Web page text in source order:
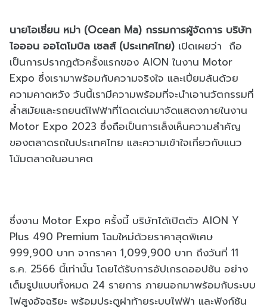
นายโอเชี่ยน หม่า (Ocean Ma) กรรมการผู้จัดการ บริษัท
ไอออน ออโตโมบิล เซลส์ (ประเทศไทย) เปิดเผยว่า ถือ
เป็นการปรากฏตัวครั้งแรกของ AION ในงาน Motor
Expo ซึ่งเรามาพร้อมกับความจริงใจ และเปี่ยมล้นด้วย
ความคาดหวัง วันนี้เรามีความพร้อมที่จะนำเอานวัตกรรมที่
ล้ำสมัยและรถยนต์ไฟฟ้าที่โดดเด่นมาจัดแสดงภายในงาน
Motor Expo 2023 ซึ่งถือเป็นการเล็งเห็นความสำคัญ
ของตลาดรถในประเทศไทย และความเข้าใจเกี่ยวกับแนว
โน้มตลาดในอนาคต
ซึ่งงาน Motor Expo ครั้งนี้ บริษัทได้เปิดตัว AION Y
Plus 490 Premium โฉมใหม่ด้วยราคาสุดพิเศษ
999,900 บาท จากราคา 1,099,900 บาท ถึงวันที่ 11
ธ.ค. 2566 นี้เท่านั้น โดยได้รับการอัปเกรดออปชัน อย่าง
เต็มรูปแบบทั้งหมด 24 รายการ ภายนอกมาพร้อมกับระบบ
ไฟสูงอัจฉริยะ พร้อมประตูฝาท้ายระบบไฟฟ้า และฟังก์ชัน